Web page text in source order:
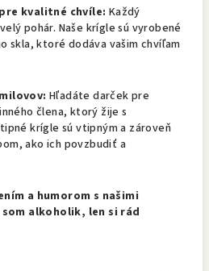
kvalitné chvíle: Každý
pohár. Naše krígle sú vyrobené
skla, ktoré dodáva vašim chvíľam
Hľadáte darček pre
člena, ktorý žije s
krígle sú vtipným a zároveň
ako ich povzbudiť a
a humorom s našimi
alkoholik, len si rád